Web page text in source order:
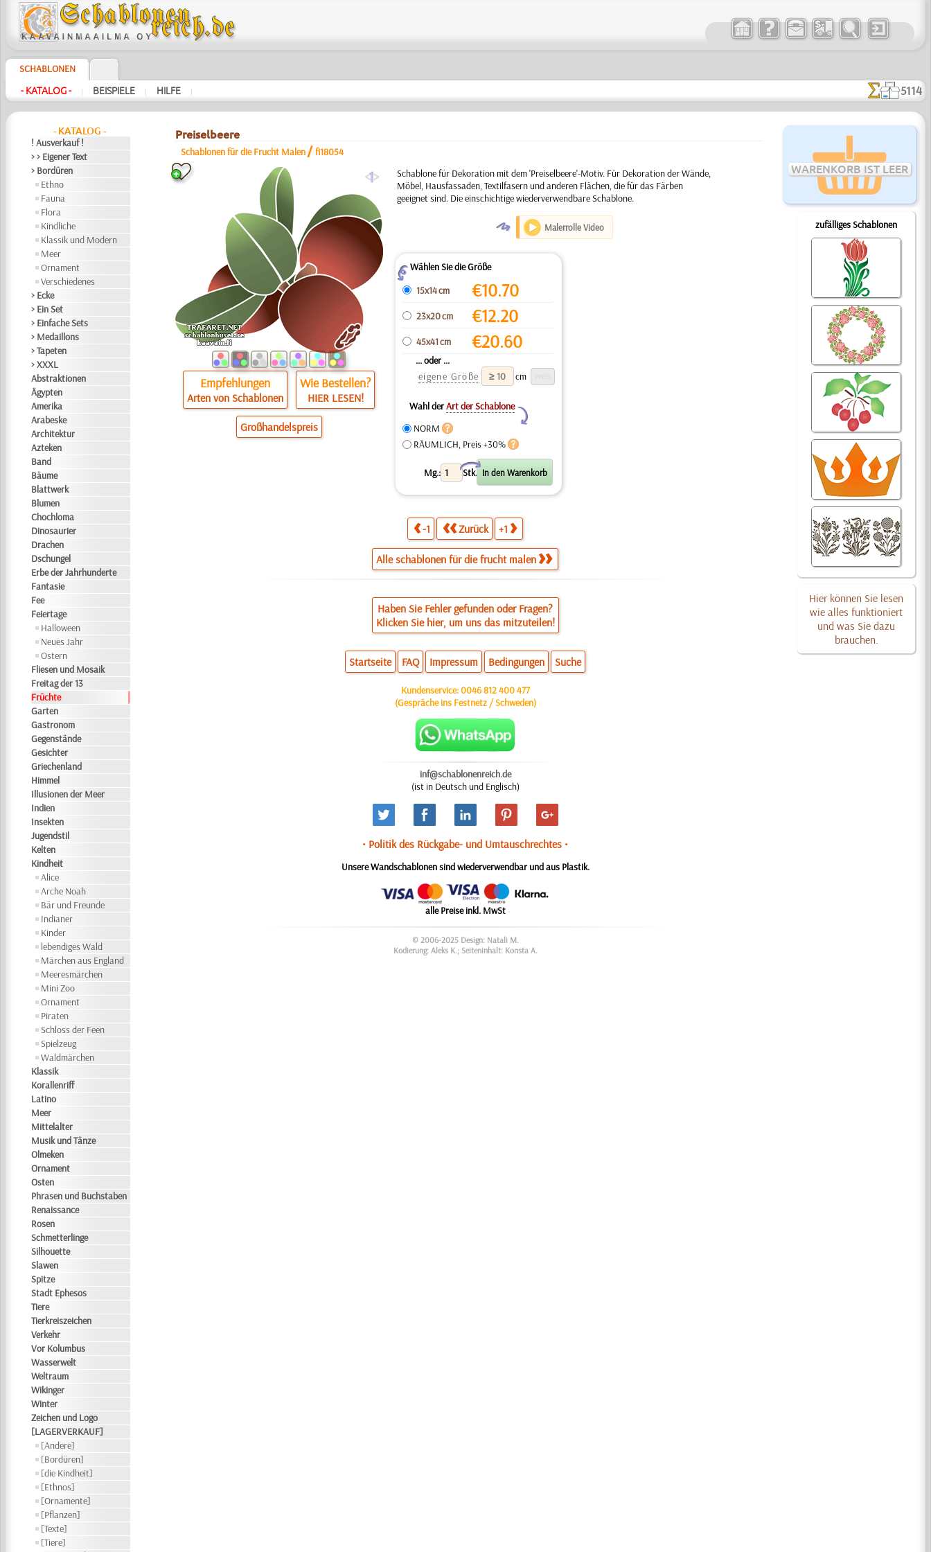
SCHABLONEN
- KATALOG - | BEISPIELE | HILFE | 5114
- KATALOG -
! Ausverkauf !
> > Eigener Text
> Bordüren
Ethno
Fauna
Flora
Kindliche
Klassik und Modern
Meer
Ornament
Verschiedenes
> Ecke
> Ein Set
> Einfache Sets
> Medaillons
> Tapeten
> XXXL
Abstraktionen
Ägypten
Amerika
Arabeske
Architektur
Azteken
Band
Bäume
Blattwerk
Blumen
Chochloma
Dinosaurier
Drachen
Dschungel
Erbe der Jahrhunderte
Fantasie
Fee
Feiertage
Halloween
Neues Jahr
Ostern
Fliesen und Mosaik
Freitag der 13
Früchte
Garten
Gastronom
Gegenstände
Gesichter
Griechenland
Himmel
Illusionen der Meer
Indien
Insekten
Jugendstil
Kelten
Kindheit
Alice
Arche Noah
Bär und Freunde
Indianer
Kinder
lebendiges Wald
Märchen aus England
Meeresmärchen
Mini Zoo
Ornament
Piraten
Schloss der Feen
Spielzeug
Waldmärchen
Klassik
Korallenriff
Latino
Meer
Mittelalter
Musik und Tänze
Olmeken
Ornament
Osten
Phrasen und Buchstaben
Renaissance
Rosen
Schmetterlinge
Silhouette
Slawen
Spitze
Stadt Ephesos
Tiere
Tierkreiszeichen
Verkehr
Vor Kolumbus
Wasserwelt
Weltraum
Wikinger
Winter
Zeichen und Logo
[LAGERVERKAUF]
[Andere]
[Bordüren]
[die Kindheit]
[Ethnos]
[Ornamente]
[Pflanzen]
[Texte]
[Tiere]
WARENKORB IST LEER
zufälliges Schablonen
Hier können Sie lesen
wie alles funktioniert
und was Sie dazu
brauchen.
Preiselbeere
Schablonen für die Frucht Malen /fi18054
a
Empfehlungen
Arten von Schablonen
Wie Bestellen?
HIER LESEN!
Großhandelspreis
Schablone für Dekoration mit dem 'Preiselbeere'-Motiv. Für Dekoration der Wände,
Möbel, Hausfassaden, Textilfasern und anderen Flächen, die für das Färben
geeignet sind. Die einschichtige wiederverwendbare Schablone.
O Malerrolle Video
ZWählen Sie die Größe
15x14 cm
€10.70
23x20 cm €12.20
45x41 cm €20.60
... oder ...
eigene Größe
cm
Wahl derArt der Schablone
Y
NORM
RÄUMLICH, Preis +30%
Mg.: Stk.
X
-1 Zurück +1
Alle schablonen für die frucht malen
Haben Sie Fehler gefunden oder Fragen?
Klicken Sie hier, um uns das mitzuteilen!
Startseite FAQ Impressum Bedingungen Suche
Kundenservice:0046 812 400 477
(Gespräche ins Festnetz / Schweden)
inf@schablonenreich.de
(ist in Deutsch und Englisch)
• Politik des Rückgabe- und Umtauschrechtes •
Unsere Wandschablonen sind wiederverwendbar und aus Plastik.
alle Preise inkl. MwSt
© 2006-2025 Design: Natali M.
Kodierung: Aleks K.; Seiteninhalt: Konsta A.